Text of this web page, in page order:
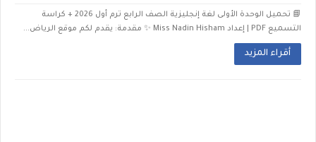
📘 تحميل الوحدة الأولى لغة إنجليزية الصف الرابع ترم أول 2026 + كراسة
التسميع PDF | إعداد Miss Nadin Hisham ✨ مقدمة: يقدم لكم موقع الرياض...
أقراء المزيد